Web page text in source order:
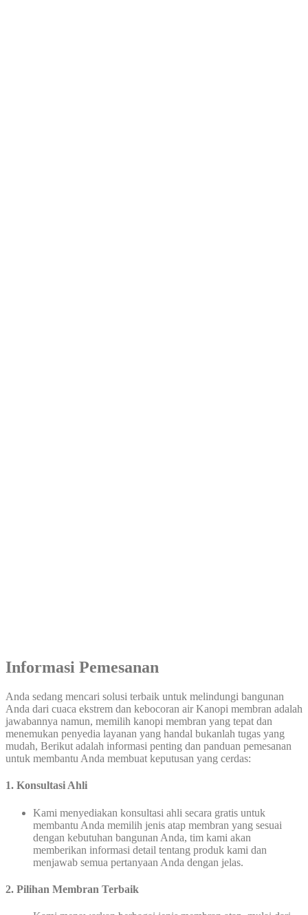
Informasi Pemesanan
Anda sedang mencari solusi terbaik untuk melindungi bangunan
Anda dari cuaca ekstrem dan kebocoran air Kanopi membran adalah
jawabannya namun, memilih kanopi membran yang tepat dan
menemukan penyedia layanan yang handal bukanlah tugas yang
mudah, Berikut adalah informasi penting dan panduan pemesanan
untuk membantu Anda membuat keputusan yang cerdas:
1. Konsultasi Ahli
Kami menyediakan konsultasi ahli secara gratis untuk
membantu Anda memilih jenis atap membran yang sesuai
dengan kebutuhan bangunan Anda, tim kami akan
memberikan informasi detail tentang produk kami dan
menjawab semua pertanyaan Anda dengan jelas.
2. Pilihan Membran Terbaik